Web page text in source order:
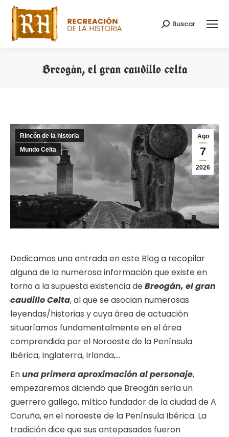
Buscar:
Buscar
Breogán, el gran caudillo celta
Ago
7
2026
Rincón de la historia
Mundo Celta
Dedicamos una entrada en este Blog a recopilar
alguna de la numerosa información que existe en
torno a la supuesta existencia deBreogán, el gran
caudillo Celta, al que se asocian numerosas
leyendas/historias y cuya área de actuación
situaríamos fundamentalmente en el área
comprendida por el Noroeste de la Península
Ibérica, Inglaterra, Irlanda,…
Enuna primera aproximación al personaje,
empezaremos diciendo que Breogán sería un
guerrero gallego, mítico fundador de la ciudad de A
Coruña, en el noroeste de la Península Ibérica. La
tradición dice que sus antepasados fueron